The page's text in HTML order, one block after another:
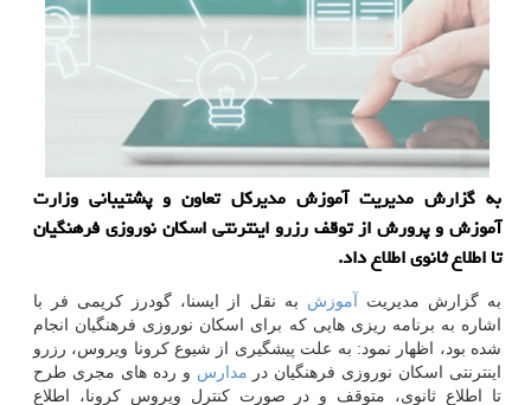
به گزارش مدیریت آموزش مدیركل تعاون و پشتیبانی وزارت
آموزش و پرورش از توقف رزرو اینترنتی اسكان نوروزی فرهنگیان
تا اطلاع ثانوی اطلاع داد.
به گزارش مدیریت آموزش به نقل از ایسنا، گودرز كریمی فر با
اشاره به برنامه ریزی هایی كه برای اسكان نوروزی فرهنگیان انجام
شده بود، اظهار نمود: به علت پیشگیری از شیوع كرونا ویروس، رزرو
اینترنتی اسكان نوروزی فرهنگیان در مدارس و رده های مجری طرح
تا اطلاع ثانوی، متوقف و در صورت كنترل ویروس كرونا، اطلاع